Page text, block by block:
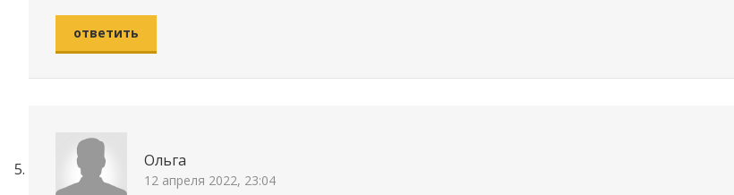
ответить
Ольга
12 апреля 2022, 23:04